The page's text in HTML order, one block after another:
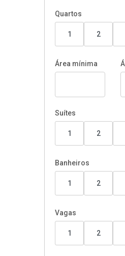
Quartos
1 2
Área mínima
Suítes
1 2
Banheiros
1 2
Vagas
1 2